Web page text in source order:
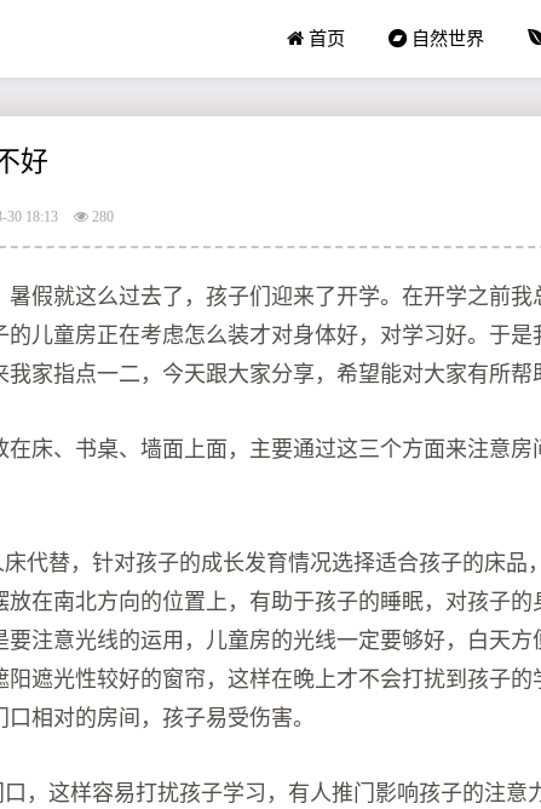
首页 自然世界
好
30 18:13 280
假就这么过去了，孩子们迎来了开学。在开学之前我
的儿童房正在考虑怎么装才对身体好，对学习好。于是
我家指点一二，今天跟大家分享，希望能对大家有所帮
在床、书桌、墙面上面，主要通过这三个方面来注意房
代替，针对孩子的成长发育情况选择适合孩子的床品
放在南北方向的位置上，有助于孩子的睡眠，对孩子的
注意光线的运用，儿童房的光线一定要够好，白天方
阳遮光性较好的窗帘，这样在晚上才不会打扰到孩子的
相对的房间，孩子易受伤害。
，这样容易打扰孩子学习，有人推门影响孩子的注意